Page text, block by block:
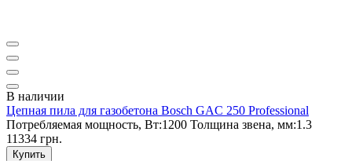
В наличии
Цепная пила для газобетона Bosch GAC 250 Professional
Потребляемая мощность, Вт:1200 Толщина звена, мм:1.3
11334 грн.
Купить